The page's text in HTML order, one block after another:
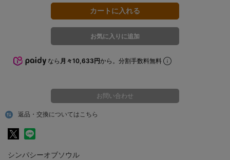
なら 月々10,633円から。分割手数料無料
返品・交換についてはこちら
お問い合わせ
シンパシーオブソウル